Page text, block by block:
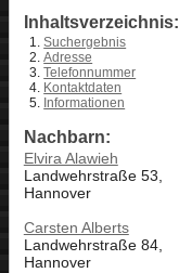
Inhaltsverzeichnis:
Suchergebnis
Adresse
Telefonnummer
Kontaktdaten
Informationen
Nachbarn:
Elvira Alawieh
Landwehrstraße 53,
Hannover
Carsten Alberts
Landwehrstraße 84,
Hannover